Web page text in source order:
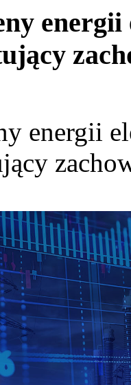
energii